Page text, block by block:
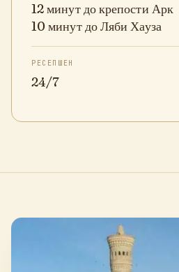
12 минут до крепости Арк
10 минут до Ляби Хауза
РЕСЕПШЕН
24/7